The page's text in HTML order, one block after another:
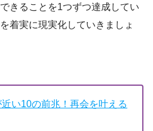
きることを1つずつ達成してい
着実に現実化していきましょ
い10の前兆！再会を叶える